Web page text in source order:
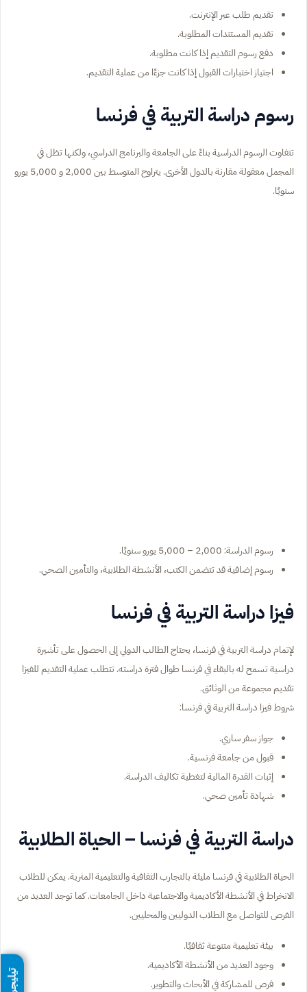
تقديم طلب عبر الإنترنت.
تقديم المستندات المطلوبة.
دفع رسوم التقديم إذا كانت مطلوبة.
اجتياز اختبارات القبول إذا كانت جزءًا من عملية التقديم.
رسوم دراسة التربية في فرنسا
تتفاوت الرسوم الدراسية بناءً على الجامعة والبرنامج الدراسي، ولكنها تظل في
المجمل معقولة مقارنة بالدول الأخرى. يتراوح المتوسط بين 2,000 و 5,000 يورو
سنويًا.
رسوم الدراسة: 2,000 – 5,000 يورو سنويًا.
رسوم إضافية قد تتضمن الكتب، الأنشطة الطلابية، والتأمين الصحي.
فيزا دراسة التربية في فرنسا
لإتمام دراسة التربية في فرنسا، يحتاج الطالب الدولي إلى الحصول على تأشيرة
دراسية تسمح له بالبقاء في فرنسا طوال فترة دراسته. تتطلب عملية التقديم للفيزا
تقديم مجموعة من الوثائق.
شروط فيزا دراسة التربية في فرنسا:
جواز سفر ساري.
قبول من جامعة فرنسية.
إثبات القدرة المالية لتغطية تكاليف الدراسة.
شهادة تأمين صحي.
دراسة التربية في فرنسا – الحياة الطلابية
الحياة الطلابية في فرنسا مليئة بالتجارب الثقافية والتعليمية المثرية. يمكن للطلاب
الانخراط في الأنشطة الأكاديمية والاجتماعية داخل الجامعات. كما توجد العديد من
الفرص للتواصل مع الطلاب الدوليين والمحليين.
بيئة تعليمية متنوعة ثقافيًا.
وجود العديد من الأنشطة الأكاديمية.
فرص للمشاركة في الأبحاث والتطوير.